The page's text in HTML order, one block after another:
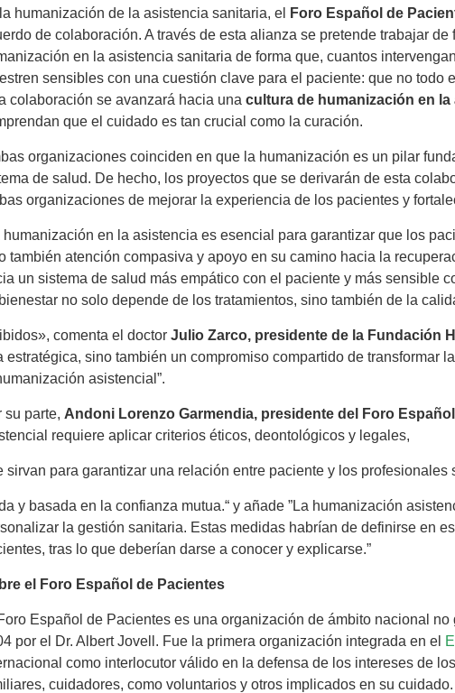
humanización de la asistencia sanitaria, el
Foro Español de
de colaboración. A través de esta alianza se pretende trabajar
en la asistencia sanitaria de forma que, cuantos
sensibles con una cuestión clave para el paciente: que no todo
colaboración se avanzará hacia una cultura de humanización en
que el cuidado es tan crucial como la curación.
organizaciones coinciden en que la humanización es un pilar
de salud. De hecho, los proyectos que se derivarán de esta
organizaciones de mejorar la experiencia de los pacientes y
humanización en la asistencia es esencial para garantizar que los
también atención compasiva y apoyo en su camino hacia la
un sistema de salud más empático con el paciente y más sensible
no solo depende de los tratamientos, sino también de la
comenta el doctor Julio Zarco, presidente de la Fundación
estratégica, sino también un compromiso compartido de transformar
asistencial”.
su parte, Andoni Lorenzo Garmendia, presidente del Foro
requiere aplicar criterios éticos, deontológicos y legales,
sirvan para garantizar una relación entre paciente y los profesionales
y basada en la confianza mutua.“ y añade ”La humanización
la gestión sanitaria. Estas medidas habrían de definirse en
tras lo que deberían darse a conocer y explicarse.”
el Foro Español de Pacientes
Español de Pacientes es una organización de ámbito nacional
por el Dr. Albert Jovell. Fue la primera organización integrada en el
como interlocutor válido en la defensa de los intereses de
cuidadores, como voluntarios y otros implicados en su cuidado.